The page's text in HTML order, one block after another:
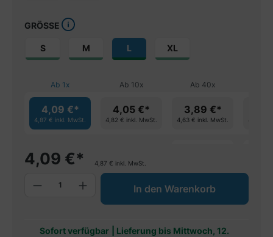
GRÖSSE
S M L XL
Ab 1 x
4,09 €*
4,87 € inkl. MwSt.
Ab 10x
4,05 €*
4,82 € inkl. MwSt.
Ab 40x
3,89 €*
4,63 € inkl. MwSt.
Sofort verfügbar
Lieferung bis Mittwoch, 12.
4,09 €* 4,87 € inkl. MwSt.
Produkt Anzahl: Gib den
In den Warenkorb